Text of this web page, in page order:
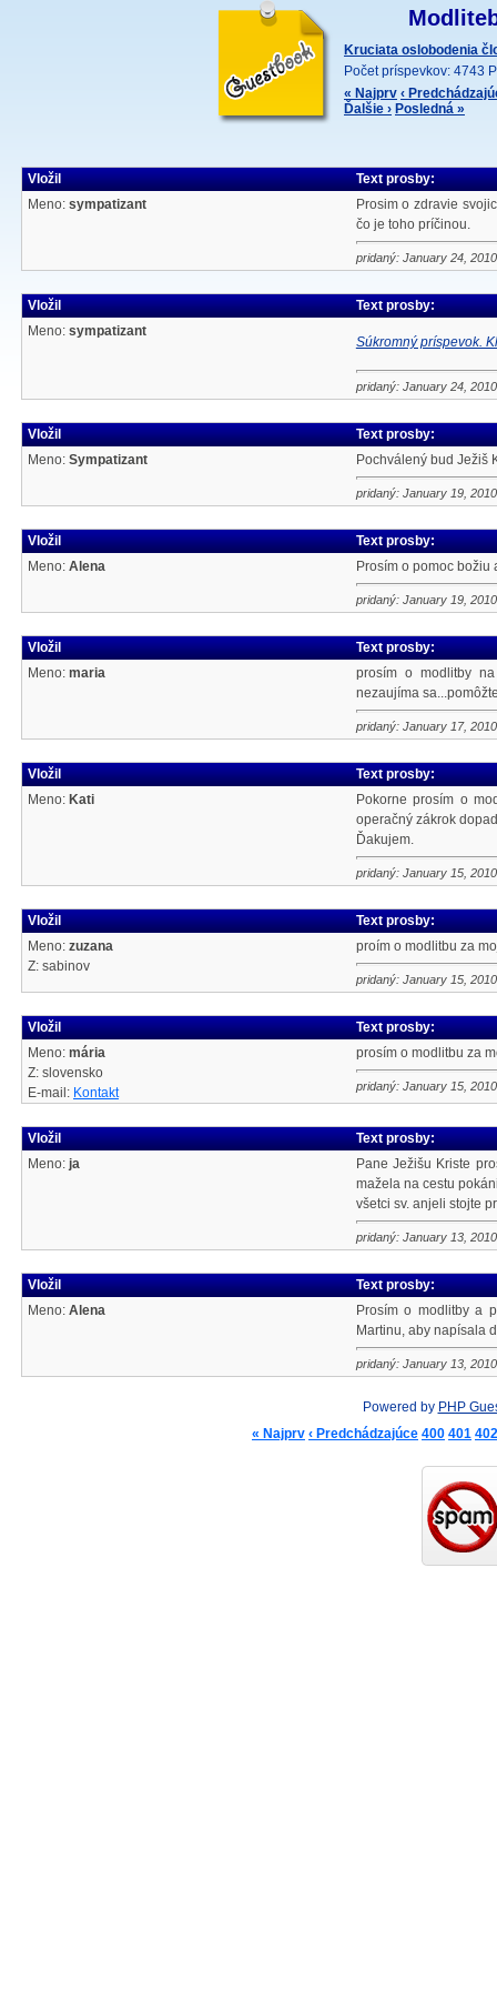
Kruciata oslobodenia
Počet príspevkov: 4743
« Najprv ‹
Ďalšie › Posledná »
Vložil
Meno: sympatizant
Text prosby:
Prosim o zdravie
čo je toho príčinou.
pridaný: January 24, 2010
Vložil
Meno: sympatizant
Text prosby:
Súkromný príspevok.
pridaný: January 24, 2010
Vložil
Meno: Sympatizant
Text prosby:
Pochválený bud Ježiš
pridaný: January 19, 2010
Vložil
Meno: Alena
Text prosby:
Prosím o pomoc božiu
pridaný: January 19, 2010
Vložil
Meno: maria
Text prosby:
prosím o modlitby
nezaujíma
pridaný: January 17, 2010
Vložil
Meno: Kati
Text prosby:
Pokorne prosím o
operačný zákrok
Ďakujem.
pridaný: January 15, 2010
Vložil
Meno: zuzana
Z: sabinov
Text prosby:
proím o modlitbu za
pridaný: January 15, 2010
Vložil
Meno: mária
Z: slovensko
E-mail: Kontakt
Text prosby:
prosím o modlitbu za
pridaný: January 15, 2010
Vložil
Meno: ja
Text prosby:
Pane Ježišu Kriste
mažela na cestu
všetci sv. anjeli stojte
pridaný: January 13, 2010
Vložil
Meno: Alena
Text prosby:
Prosím o modlitby a
Martinu, aby napísala
pridaný: January 13, 2010
Powered by PHP
« Najprv ‹ Predchádzajúce 400 401 402